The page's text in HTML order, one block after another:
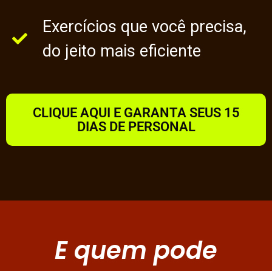
Exercícios que você precisa,
do jeito mais eficiente
CLIQUE AQUI E GARANTA SEUS 15
DIAS DE PERSONAL
E quem pode